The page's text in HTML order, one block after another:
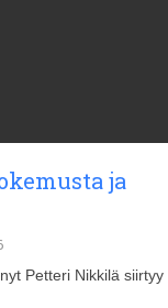
ja
Petteri Nikkilä siirtyy